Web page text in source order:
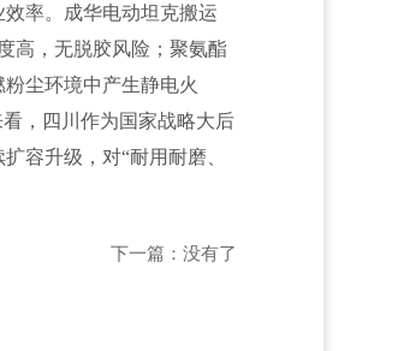
率。成华电动坦克搬运
高，无脱胶风险；聚氨酯
尘环境中产生静电火
，四川作为国家战略大后
容升级，对“耐用耐磨、
下一篇：没有了